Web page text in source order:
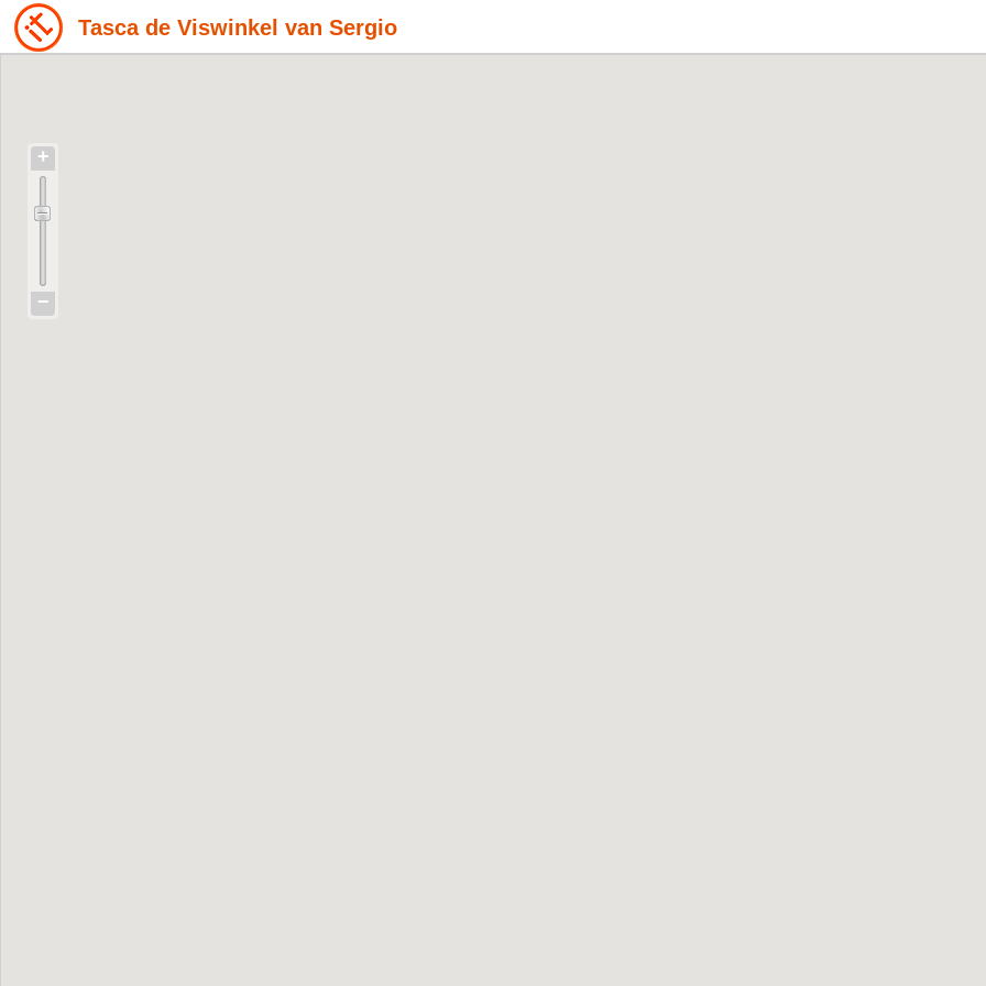
Tasca de Viswinkel van Sergio
+
−